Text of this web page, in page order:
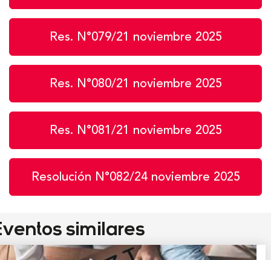
Res. N°079/21 noviembre 2025
Res. N°080/21 noviembre 2025
Res. N°081/21 noviembre 2025
Resolución N°082/24 noviembre 2025
similares